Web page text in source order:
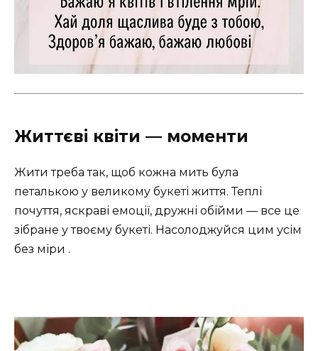
Життєві квіти — моменти
Жити треба так, щоб кожна мить була
петалькою у великому букеті життя. Теплі
почуття, яскраві емоції, дружні обійми — все це
зібране у твоєму букеті. Насолоджуйся цим усім
без міри .